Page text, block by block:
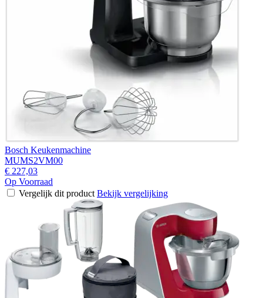
Bosch Keukenmachine
MUMS2VM00
€ 227,03
Op Voorraad
Vergelijk dit product Bekijk vergelijking